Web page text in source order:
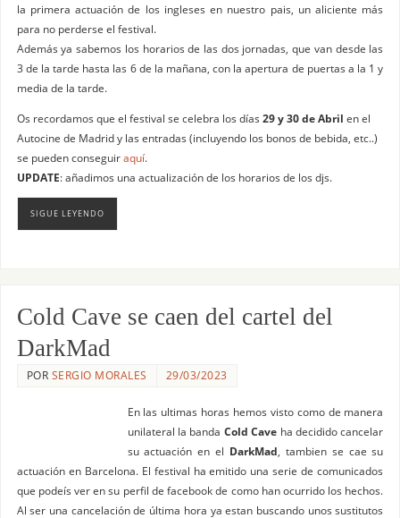
la primera actuación de los ingleses en nuestro pais, un aliciente más
para no perderse el festival.
Además ya sabemos los horarios de las dos jornadas, que van desde las
3 de la tarde hasta las 6 de la mañana, con la apertura de puertas a la 1 y
media de la tarde.
Os recordamos que el festival se celebra los días 29 y 30 de Abril en el
Autocine de Madrid y las entradas (incluyendo los bonos de bebida, etc..)
se pueden conseguiraquí.
UPDATE: añadimos una actualización de los horarios de los djs.
SIGUE LEYENDO
Cold Cave se caen del cartel del
DarkMad
POR SERGIO MORALES 29/03/2023
En las ultimas horas hemos visto como de manera
unilateral la banda Cold Cave ha decidido cancelar
su actuación en el DarkMad , tambien se cae su
actuación en Barcelona. El festival ha emitido una serie de comunicados
que podeís ver en su perfil de facebook de como han ocurrido los hechos.
Al ser una cancelación de última hora ya estan buscando unos sustitutos